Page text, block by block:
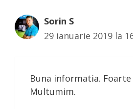
Sorin S
29 ianuarie 2019 la
Buna informatia. Foarte
Multumim.